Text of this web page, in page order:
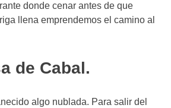
donde cenar antes de que
llena emprendemos el camino al
de Cabal.
algo nublada. Para salir del